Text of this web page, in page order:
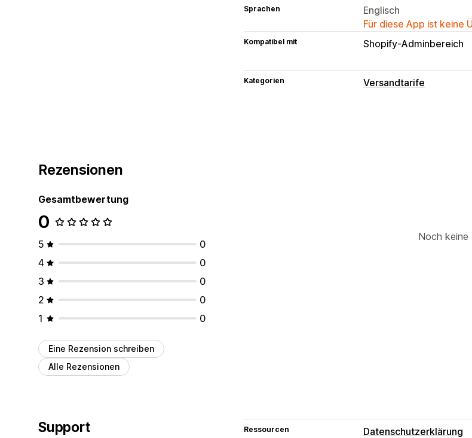
Sprachen
Englisch
Für diese App ist keine
Kompatibel mit Shopify-Adminbereich
Kategorien Versandtarife
Rezensionen
Gesamtbewertung
0
5
0
4
0
3
0
2
0
1
0
Eine Rezension schreiben
Alle Rezensionen
Noch keine
Support Ressourcen
Datenschutzerklärung